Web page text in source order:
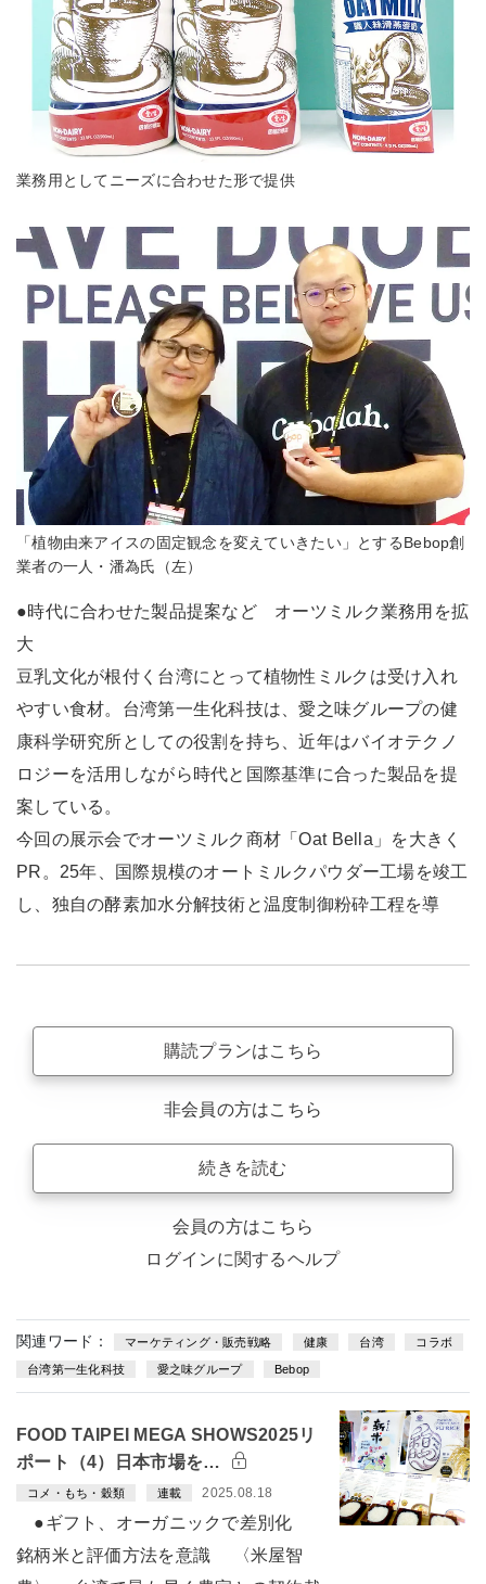
業務用としてニーズに合わせた形で提供
「植物由来アイスの固定観念を変えていきたい」とするBebop創
業者の一人・潘為氏（左）
●時代に合わせた製品提案など オーツミルク業務用を拡
大
豆乳文化が根付く台湾にとって植物性ミルクは受け入れ
やすい食材。台湾第一生化科技は、愛之味グループの健
康科学研究所としての役割を持ち、近年はバイオテクノ
ロジーを活用しながら時代と国際基準に合った製品を提
案している。
今回の展示会でオーツミルク商材「Oat Bella」を大きく
PR。25年、国際規模のオートミルクパウダー工場を竣工
し、独自の酵素加水分解技術と温度制御粉砕工程を導
購読プランはこちら
非会員の方はこちら
続きを読む
会員の方はこちら
ログインに関するヘルプ
関連ワード： マーケティング・販売戦略 健康 台湾 コラボ
台湾第一生化科技 愛之味グループ Bebop
FOOD TAIPEI MEGA SHOWS2025リ
ポート（4）日本市場を…
コメ・もち・穀類 連載 2025.08.18
●ギフト、オーガニックで差別化
銘柄米と評価方法を意識 〈米屋智